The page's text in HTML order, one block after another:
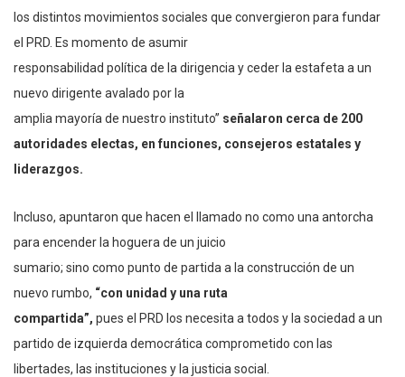
los distintos movimientos sociales que convergieron para fundar
el PRD. Es momento de asumir
responsabilidad política de la dirigencia y ceder la estafeta a un
nuevo dirigente avalado por la
amplia mayoría de nuestro instituto” señalaron cerca de 200
autoridades electas, en funciones, consejeros estatales y
liderazgos.
Incluso, apuntaron que hacen el llamado no como una antorcha
para encender la hoguera de un juicio
sumario; sino como punto de partida a la construcción de un
nuevo rumbo, “con unidad y una ruta
compartida”, pues el PRD los necesita a todos y la sociedad a un
partido de izquierda democrática comprometido con las
libertades, las instituciones y la justicia social.